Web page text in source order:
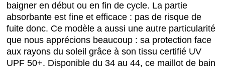
baigner en début ou en fin de cycle. La partie
absorbante est fine et efficace : pas de risque de
fuite donc. Ce modèle a aussi une autre particularité
que nous apprécions beaucoup : sa protection face
aux rayons du soleil grâce à son tissu certifié UV
UPF 50+. Disponible du 34 au 44, ce maillot de bain